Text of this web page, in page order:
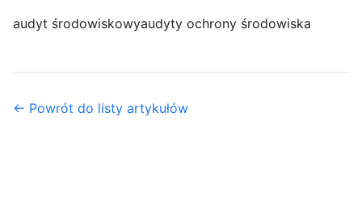
audyt środowiskowyaudyty ochrony środowiska
← Powrót do listy artykułów